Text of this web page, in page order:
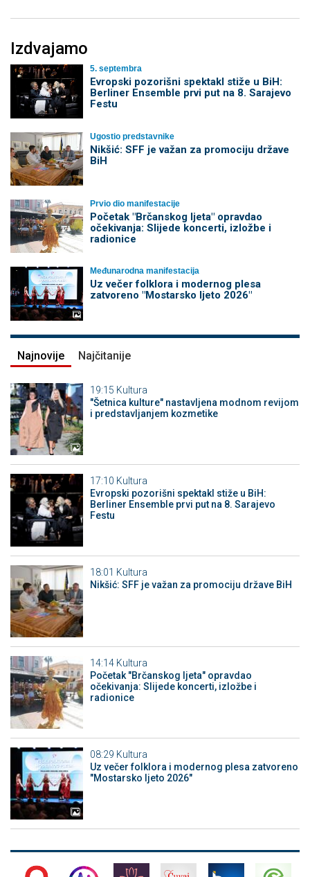
Izdvajamo
5. septembra
Evropski pozorišni spektakl stiže u BiH:
Berliner Ensemble prvi put na 8. Sarajevo
Festu
Ugostio predstavnike
Nikšić: SFF je važan za promociju države
BiH
Prvio dio manifestacije
Početak "Brčanskog ljeta" opravdao
očekivanja: Slijede koncerti, izložbe i
radionice
Međunarodna manifestacija
Uz večer folklora i modernog plesa
zatvoreno "Mostarsko ljeto 2026"
Najnovije Najčitanije
19:15 Kultura
"Šetnica kulture" nastavljena modnom revijom
i predstavljanjem kozmetike
17:10 Kultura
Evropski pozorišni spektakl stiže u BiH:
Berliner Ensemble prvi put na 8. Sarajevo
Festu
18:01 Kultura
Nikšić: SFF je važan za promociju države BiH
14:14 Kultura
Početak "Brčanskog ljeta" opravdao
očekivanja: Slijede koncerti, izložbe i
radionice
08:29 Kultura
Uz večer folklora i modernog plesa zatvoreno
"Mostarsko ljeto 2026"